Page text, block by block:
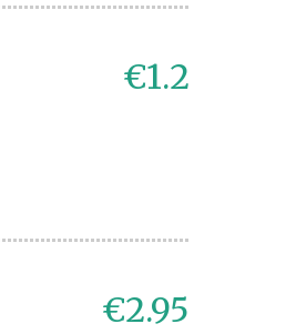
€1.2
€2.95